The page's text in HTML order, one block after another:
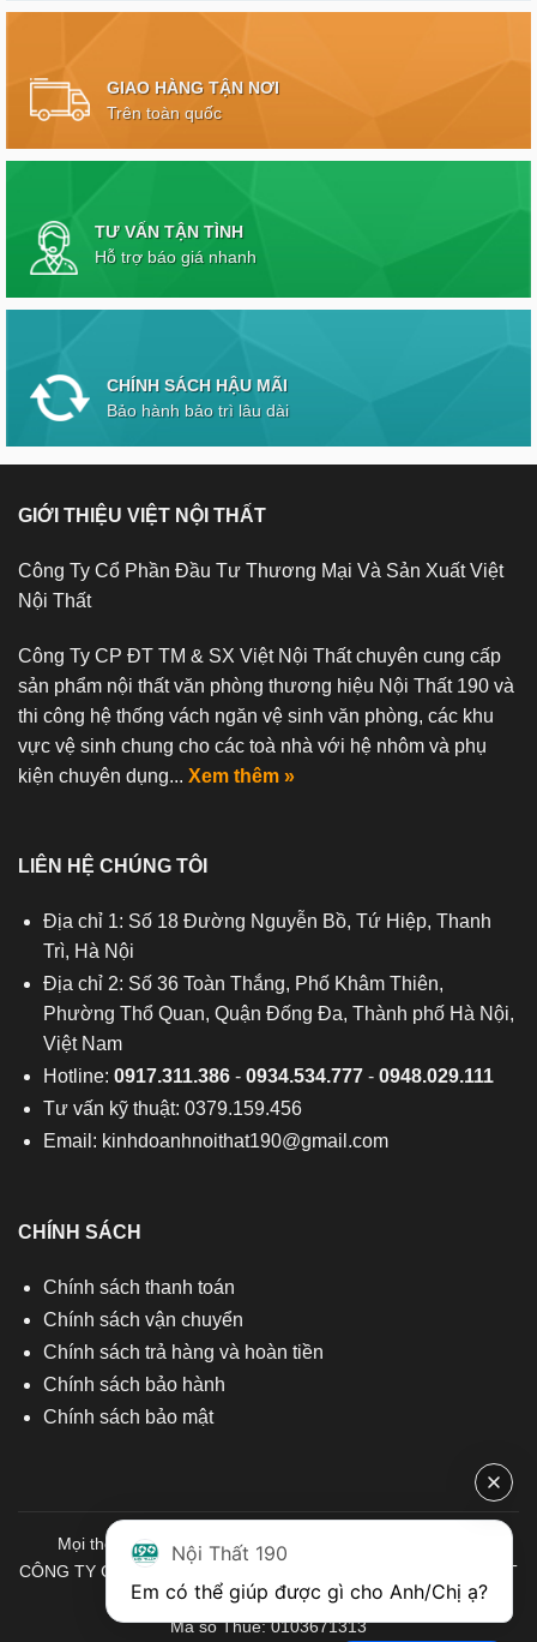
GIAO HÀNG TẬN NƠI
Trên toàn quốc
TƯ VẤN TẬN TÌNH
Hỗ trợ báo giá nhanh
CHÍNH SÁCH HẬU MÃI
Bảo hành bảo trì lâu dài
GIỚI THIỆU VIỆT NỘI THẤT
Công Ty Cổ Phần Đầu Tư Thương Mại Và Sản Xuất Việt
Nội Thất
Công Ty CP ĐT TM & SX Việt Nội Thất chuyên cung cấp
sản phẩm nội thất văn phòng thương hiệu Nội Thất 190 và
thi công hệ thống vách ngăn vệ sinh văn phòng, các khu
vực vệ sinh chung cho các toà nhà với hệ nhôm và phụ
kiện chuyên dụng... Xem thêm »
LIÊN HỆ CHÚNG TÔI
Địa chỉ 1: Số 18 Đường Nguyễn Bồ, Tứ Hiệp, Thanh
Trì, Hà Nội
Địa chỉ 2: Số 36 Toàn Thắng, Phố Khâm Thiên,
Phường Thổ Quan, Quận Đống Đa, Thành phố Hà Nội,
Việt Nam
Hotline: 0917.311.386- 0934.534.777- 0948.029.111
Tư vấn kỹ thuật: 0379.159.456
Email: kinhdoanhnoithat190@gmail.com
CHÍNH SÁCH
Chính sách thanh toán
Chính sách vận chuyển
Chính sách trả hàng và hoàn tiền
Chính sách bảo hành
Chính sách bảo mật
Mọi thông tin quý khách hàng vui lòng liên hệ chúng tôi:
CÔNG TY CỔ PHẦN ĐẦU TƯ THƯƠNG MẠI VÀ SẢN XUẤT VIỆT
NỘI THẤT
Mã số Thuế: 0103671313
Nội Thất 190